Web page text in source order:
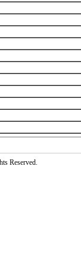
Reserved.